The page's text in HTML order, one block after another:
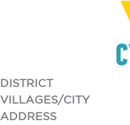
DISTRICT
VILLAGES/CITY
ADDRESS